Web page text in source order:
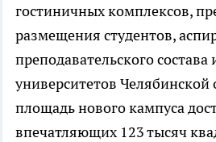
гостиничных комплексов,
размещения студентов,
преподавательского состава
университетов
площадь нового кампуса
впечатляющих 123 тысяч